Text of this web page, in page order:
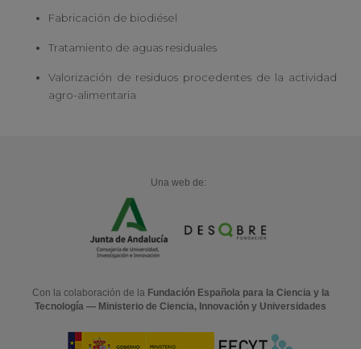
Fabricación de biodiésel
Tratamiento de aguas residuales
Valorización de residuos procedentes de la actividad
agro-alimentaria
Una web de:
Con la colaboración de la Fundación Española para la Ciencia y la
Tecnología — Ministerio de Ciencia, Innovación y Universidades